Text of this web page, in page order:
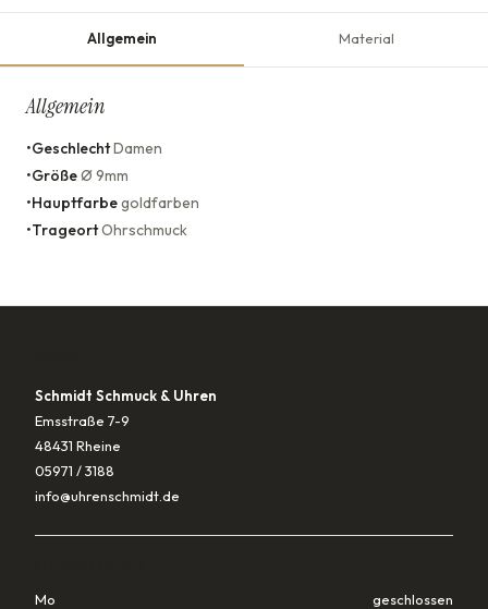
Allgemein Material
Allgemein
•GeschlechtDamen
•GrößeØ 9mm
•Hauptfarbegoldfarben
•TrageortOhrschmuck
Schmidt Schmuck & Uhren
Emsstraße 7-9
48431 Rheine
05971 / 3188
info@uhrenschmidt.de
Mo
geschlossen